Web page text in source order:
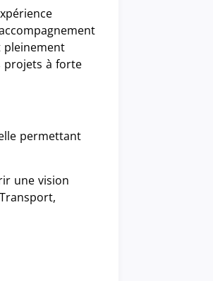
pleinement
projets à forte
permettant
une vision